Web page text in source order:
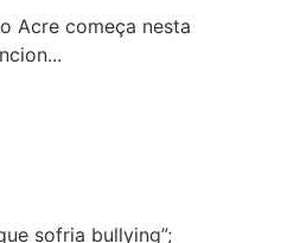
Acre começa nesta
sofria bullying”;